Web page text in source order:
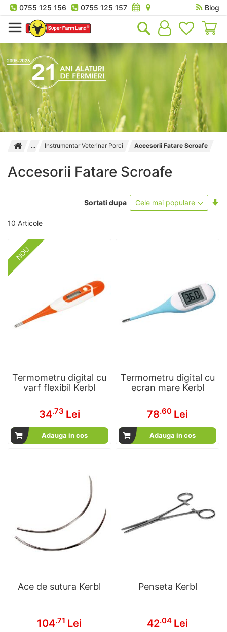
0755 125 156 0755 125 157
Blog
Instrumentar Veterinar Porci Accesorii Fatare Scroafe
Accesorii Fatare Scroafe
10 Articole
Sortati dupa
NOU
Termometru digital cu
varf flexibil Kerbl
34.73 Lei
Adauga in cos
Termometru digital cu
ecran mare Kerbl
78.60 Lei
Adauga in cos
Ace de sutura Kerbl
104.71 Lei
Penseta Kerbl
42.04 Lei